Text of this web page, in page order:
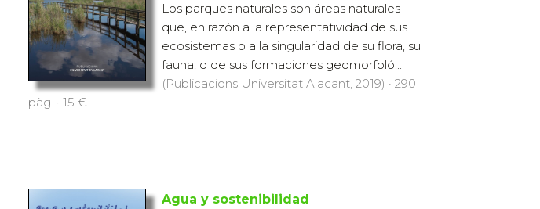
Los parques naturales son áreas naturales
que, en razón a la representatividad de sus
ecosistemas o a la singularidad de su flora, su
fauna, o de sus formaciones geomorfoló...
(Publicacions Universitat Alacant, 2019) · 290
pàg. · 15 €
Agua y sostenibilidad